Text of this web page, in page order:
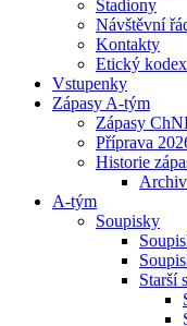
Stadiony
Návštěvní
Kontakty
Etický
Vstupenky
Zápasy A-tým
Zápasy
Příprava
Historie
Archiv
A-tým
Soupisky
Starší